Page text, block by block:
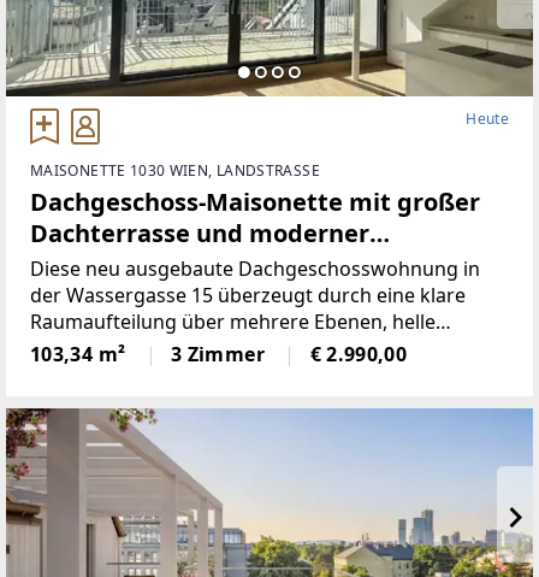
Heute
MAISONETTE 1030 WIEN, LANDSTRASSE
Dachgeschoss-Maisonette mit großer
Dachterrasse und moderner
Wohnküche
Diese neu ausgebaute Dachgeschosswohnung in
der Wassergasse 15 überzeugt durch eine klare
Raumaufteilung über mehrere Ebenen, helle
Wohnbereiche und attraktive private Freiflächen.
Der moderne Dachgeschossausbau verbindet
103,34 m² 3 Zimmer € 2.990,00